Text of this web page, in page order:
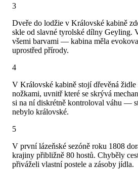
3
Dveře do lodžie v Královské kabině
skle od slavné tyrolské dílny Geyling.
všemi barvami — kabina měla
uprostřed přírody.
4
V Královské kabině stojí dřevěná židle
nožkami, uvnitř které se skrývá
si na ní diskrétně kontroloval váhu —
nebylo královské.
5
V první lázeňské sezóně roku 1808
krajiny přibližně 80 hostů. Chyběly
přiváželi vlastní postele a zásoby jídla.